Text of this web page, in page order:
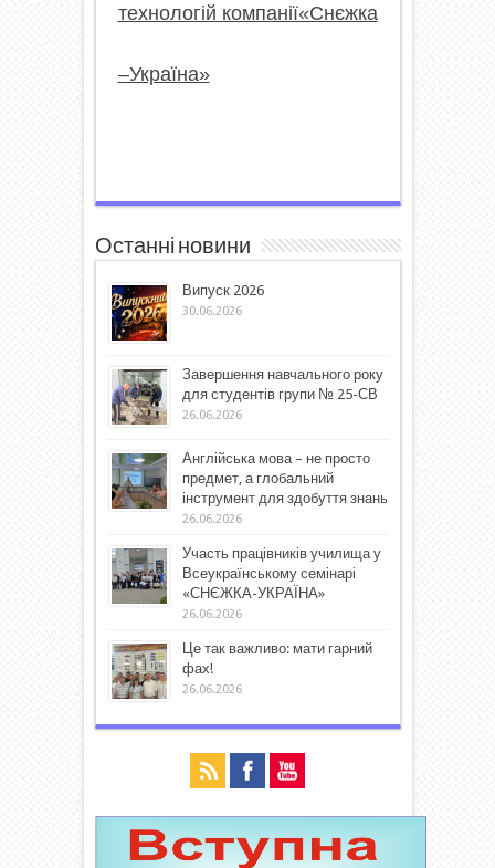
технологій компанії«Снєжка
–Україна»
Останні новини
Випуск 2026
30.06.2026
Завершення навчального року
для студентів групи № 25-СВ
26.06.2026
Англійська мова – не просто
предмет, а глобальний
інструмент для здобуття знань
26.06.2026
Участь працівників училища у
Всеукраїнському семінарі
«СНЄЖКА-УКРАЇНА»
26.06.2026
Це так важливо: мати гарний
фах!
26.06.2026